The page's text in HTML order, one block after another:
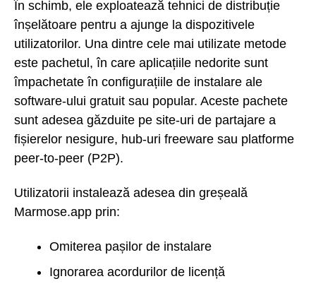
În schimb, ele exploatează tehnici de distribuție
înșelătoare pentru a ajunge la dispozitivele
utilizatorilor. Una dintre cele mai utilizate metode
este pachetul, în care aplicațiile nedorite sunt
împachetate în configurațiile de instalare ale
software-ului gratuit sau popular. Aceste pachete
sunt adesea găzduite pe site-uri de partajare a
fișierelor nesigure, hub-uri freeware sau platforme
peer-to-peer (P2P).
Utilizatorii instalează adesea din greșeală
Marmose.app prin:
Omiterea pașilor de instalare
Ignorarea acordurilor de licență